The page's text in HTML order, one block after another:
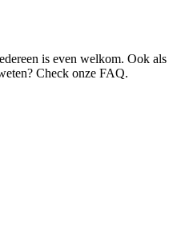
is even welkom. Ook als
Check onze FAQ.